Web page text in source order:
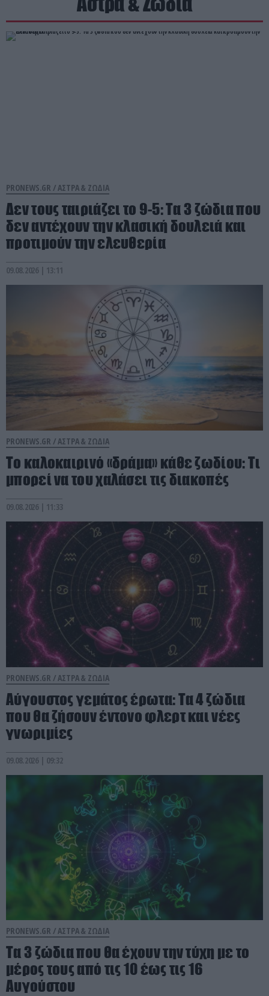
PRONEWS.GR /ΑΣΤΡΑ & ΖΩΔΙΑ
Δεν τους ταιριάζει το 9-5: Τα 3 ζώδια που
δεν αντέχουν την κλασική δουλειά και
προτιμούν την ελευθερία
09.08.2026 | 13:11
PRONEWS.GR / ΑΣΤΡΑ & ΖΩΔΙΑ
Το καλοκαιρινό «δράμα» κάθε ζωδίου: Τι
μπορεί να του χαλάσει τις διακοπές
09.08.2026 | 11:33
PRONEWS.GR / ΑΣΤΡΑ & ΖΩΔΙΑ
Αύγουστος γεμάτος έρωτα: Τα 4 ζώδια
που θα ζήσουν έντονο φλερτ και νέες
γνωριμίες
09.08.2026 | 09:32
PRONEWS.GR /ΑΣΤΡΑ & ΖΩΔΙΑ
Τα 3 ζώδια που θα έχουν την τύχη με το
μέρος τους από τις 10 έως τις 16
Αυγούστου